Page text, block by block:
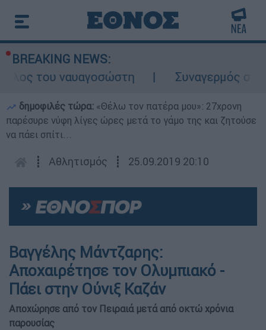
BREAKING NEWS:
του ναυαγοσώστη
Συναγερμός
δημοφιλές τώρα: «Θέλω τον πατέρα μου»: 27χρονη
παρέσυρε νύφη λίγες ώρες μετά το γάμο της και ζητούσε
να πάει σπίτι...
┋ Αθλητισμός ┋ 25.09.2019 20:10
Βαγγέλης Μάντζαρης:
Αποχαιρέτησε τον Ολυμπιακό -
Πάει στην Ούνιξ Καζάν
Αποχώρησε από τον Πειραιά μετά από οκτώ χρόνια
παρουσίας